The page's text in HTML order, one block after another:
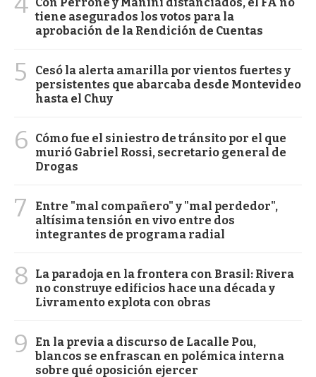
tiene asegurados los votos para la
aprobación de la Rendición de Cuentas
5
Cesó la alerta amarilla por vientos fuertes y
persistentes que abarcaba desde Montevideo
hasta el Chuy
6
Cómo fue el siniestro de tránsito por el que
murió Gabriel Rossi, secretario general de
Drogas
7
Entre "mal compañero" y "mal perdedor",
altísima tensión en vivo entre dos
integrantes de programa radial
8
La paradoja en la frontera con Brasil: Rivera
no construye edificios hace una década y
Livramento explota con obras
9
En la previa a discurso de Lacalle Pou,
blancos se enfrascan en polémica interna
sobre qué oposición ejercer